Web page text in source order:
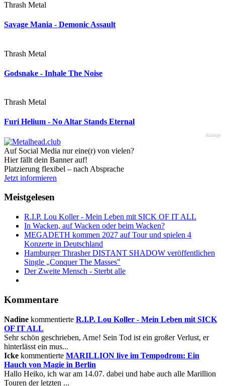
Thrash Metal
Savage Mania - Demonic Assault
Thrash Metal
Godsnake - Inhale The Noise
Thrash Metal
Furi Helium - No Altar Stands Eternal
Anzeige
Auf Social Media nur eine(r) von vielen?
Hier fällt dein Banner auf!
Platzierung flexibel – nach Absprache
Jetzt informieren
Meistgelesen
R.I.P. Lou Koller - Mein Leben mit SICK OF IT ALL
In Wacken, auf Wacken oder beim Wacken?
MEGADETH kommen 2027 auf Tour und spielen 4
Konzerte in Deutschland
Hamburger Thrasher DISTANT SHADOW veröffentlichen
Single „Conquer The Masses"
Der Zweite Mensch - Sterbt alle
Kommentare
Nadine kommentierte R.I.P. Lou Koller - Mein Leben mit SICK
OF IT ALL
Sehr schön geschrieben, Arne! Sein Tod ist ein großer Verlust, er
hinterlässt ein mus...
Icke kommentierte MARILLION live im Tempodrom: Ein
Hauch von Magie in Berlin
Hallo Heiko, ich war am 14.07. dabei und habe auch alle Marillion
Touren der letzten ...